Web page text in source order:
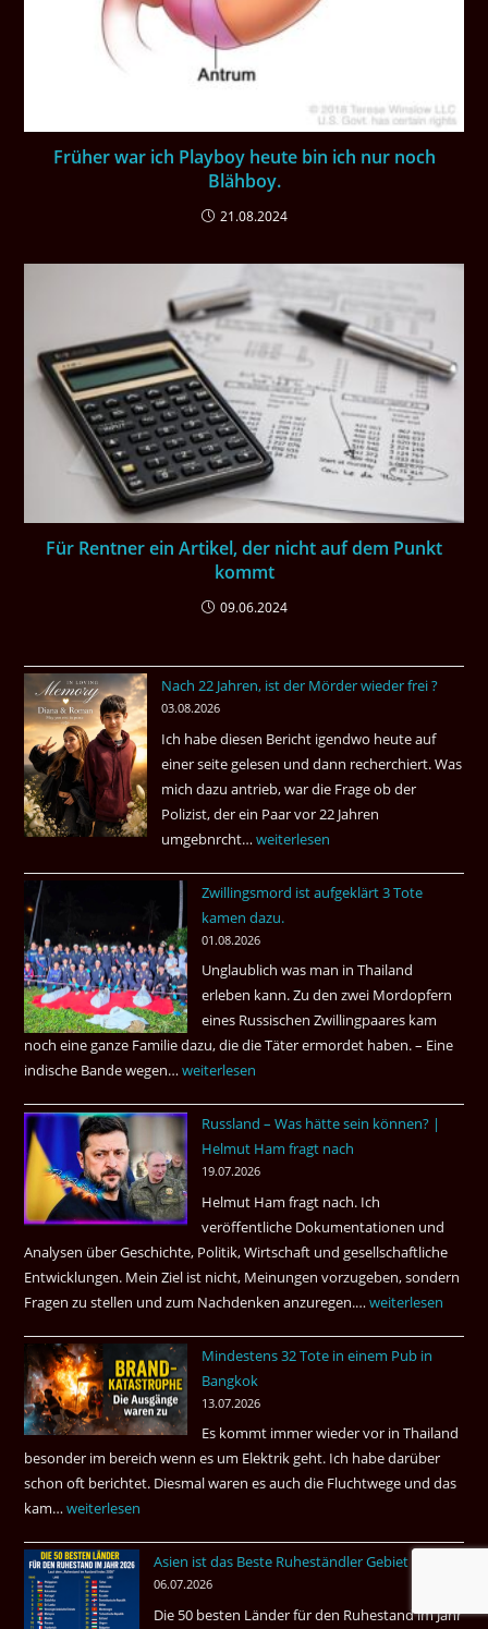
Früher war ich Playboy heute bin ich nur noch
Blähboy.
21.08.2024
Für Rentner ein Artikel, der nicht auf dem Punkt
kommt
09.06.2024
Nach 22 Jahren, ist der Mörder wieder frei ?
03.08.2026
Ich habe diesen Bericht igendwo heute auf
einer seite gelesen und dann recherchiert. Was
mich dazu antrieb, war die Frage ob der
Polizist, der ein Paar vor 22 Jahren
umgebnrcht… Nach
Jahren,
ist
der
Mörder
wieder
frei
?
weiterlesen
Zwillingsmord ist aufgeklärt 3 Tote
kamen dazu.
01.08.2026
Unglaublich was man in Thailand
erleben kann. Zu den zwei Mordopfern
eines Russischen Zwillingpaares kam
noch eine ganze Familie dazu, die die Täter ermordet haben. – Eine
indische Bande wegen…Zwillingsmord
aufgeklärt
3
Tote
kamen
dazu.
weiterlesen
Russland – Was hätte sein können? |
Helmut Ham fragt nach
19.07.2026
Helmut Ham fragt nach. Ich
veröffentliche Dokumentationen und
Analysen über Geschichte, Politik, Wirtschaft und gesellschaftliche
Entwicklungen. Mein Ziel ist nicht, Meinungen vorzugeben, sondern
Fragen zu stellen und zum Nachdenken anzuregen.…Russland
Was
können?
|
Helmut
fragt
weiterlesen
Mindestens 32 Tote in einem Pub in
Bangkok
13.07.2026
Es kommt immer wieder vor in Thailand
besonder im bereich wenn es um Elektrik geht. Ich habe darüber
schon oft berichtet. Diesmal waren es auch die Fluchtwege und das
kam…Mindestens
Tote
einem
weiterlesen
Asien ist das Beste Ruheständler Gebiet
06.07.2026
Die 50 besten Länder für den Ruhestand im Jahr